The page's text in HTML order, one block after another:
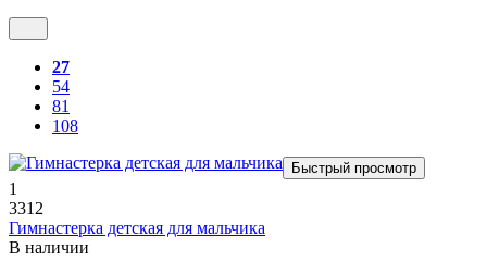
27
54
81
108
Быстрый просмотр
1
3312
Гимнастерка детская для мальчика
В наличии